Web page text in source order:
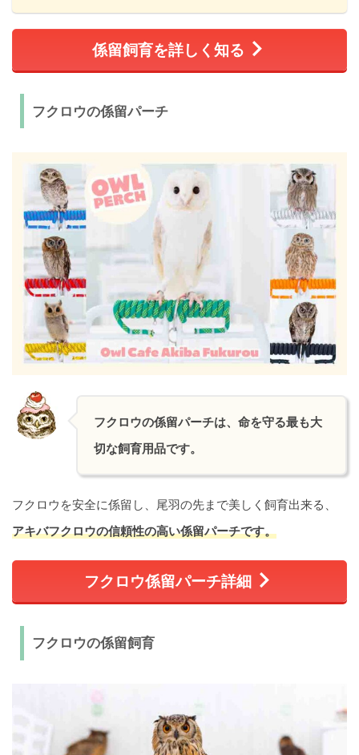
係留飼育を詳しく知る
フクロウの係留パーチ
フクロウの係留パーチは、命を守る最も大
切な飼育用品です。
フクロウを安全に係留し、尾羽の先まで美しく飼育出来る、
アキバフクロウの信頼性の高い係留パーチです。
フクロウ係留パーチ詳細
フクロウの係留飼育